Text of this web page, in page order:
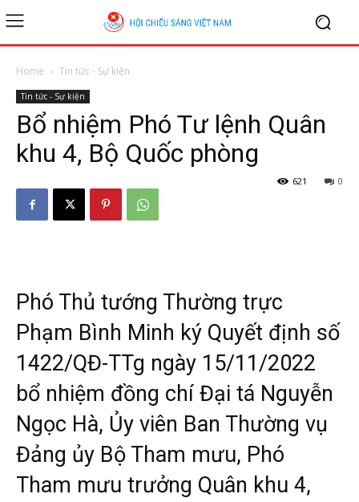
Home Tin tức - Sự kiện
Tin tức - Sự kiện
Bổ nhiệm Phó Tư lệnh Quân
khu 4, Bộ Quốc phòng
0
621
Phó Thủ tướng Thường trực
Phạm Bình Minh ký Quyết định số
1422/QĐ-TTg ngày 15/11/2022
bổ nhiệm đồng chí Đại tá Nguyễn
Ngọc Hà, Ủy viên Ban Thường vụ
Đảng ủy Bộ Tham mưu, Phó
Tham mưu trưởng Quân khu 4,